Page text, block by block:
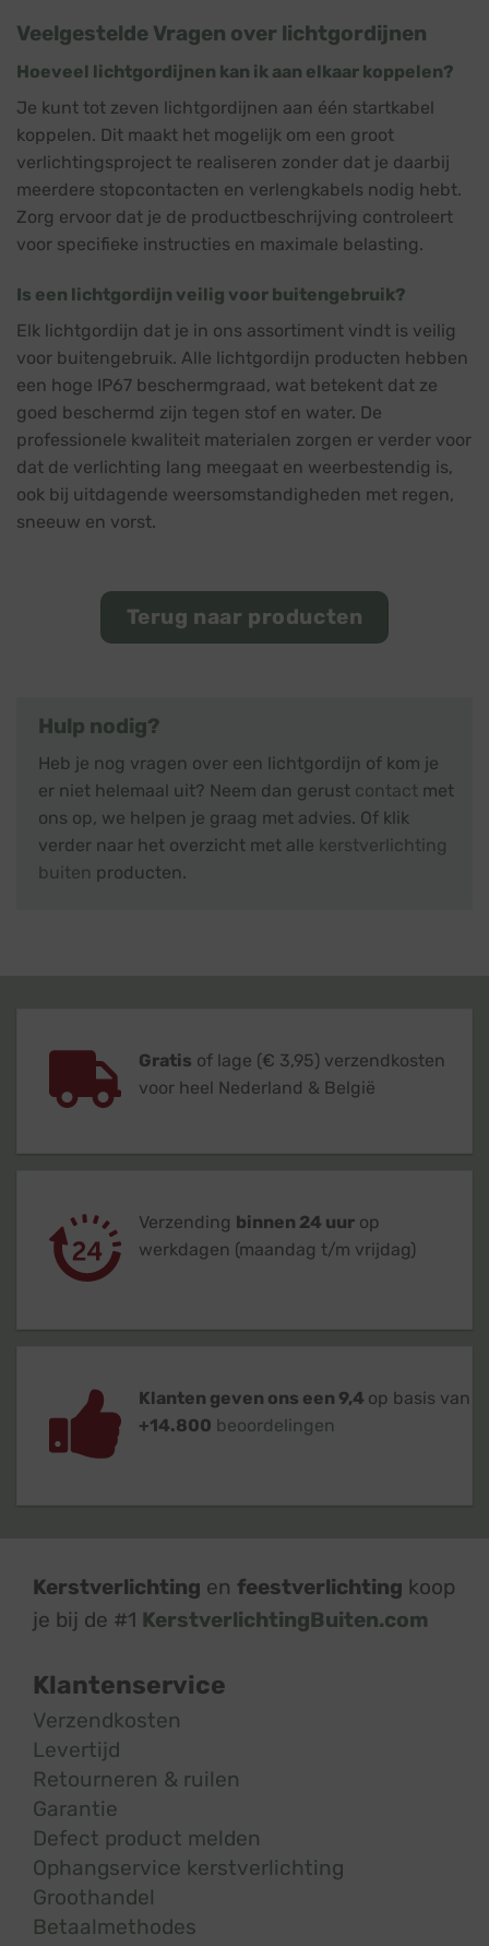
Veelgestelde Vragen over lichtgordijnen
Hoeveel lichtgordijnen kan ik aan elkaar koppelen?
Je kunt tot zeven lichtgordijnen aan één startkabel
koppelen. Dit maakt het mogelijk om een groot
verlichtingsproject te realiseren zonder dat je daarbij
meerdere stopcontacten en verlengkabels nodig hebt.
Zorg ervoor dat je de productbeschrijving controleert
voor specifieke instructies en maximale belasting.
Is een lichtgordijn veilig voor buitengebruik?
Elk lichtgordijn dat je in ons assortiment vindt is veilig
voor buitengebruik. Alle lichtgordijn producten hebben
een hoge IP67 beschermgraad, wat betekent dat ze
goed beschermd zijn tegen stof en water. De
professionele kwaliteit materialen zorgen er verder voor
dat de verlichting lang meegaat en weerbestendig is,
ook bij uitdagende weersomstandigheden met regen,
sneeuw en vorst.
Terug naar producten
Hulp nodig?
Heb je nog vragen over een lichtgordijn of kom je
er niet helemaal uit? Neem dan gerust contact met
ons op, we helpen je graag met advies. Of klik
verder naar het overzicht met alle kerstverlichting
buiten producten.
Gratis of lage (€ 3,95) verzendkosten
voor heel Nederland & België
Verzending binnen 24 uur op
werkdagen (maandag t/m vrijdag)
Klanten geven ons een 9,4 op basis van
+14.800 beoordelingen
Kerstverlichting en feestverlichting koop
je bij de #1 KerstverlichtingBuiten.com
Klantenservice
Verzendkosten
Levertijd
Retourneren & ruilen
Garantie
Defect product melden
Ophangservice kerstverlichting
Groothandel
Betaalmethodes